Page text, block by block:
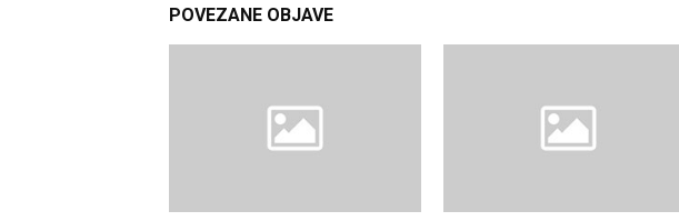
POVEZANE OBJAVE